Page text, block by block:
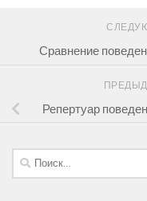
Сравнение
Репертуар
Найти: